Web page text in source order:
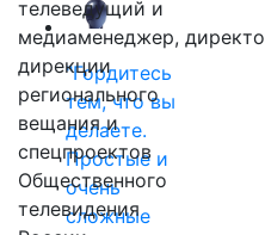
"Гордитесь
тем, что вы
делаете.
Простые и
очень
сложные
телеведущий и
медиаменеджер,
дирекции
регионального
вещания и
спецпроектов
Общественного
телевидения